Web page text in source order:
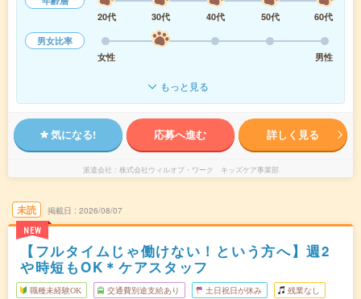
20代
30代 40代 50代
60代
男女比率
女性
男性
もっと見る
気になる! 応募へ進む 詳しく見る
派遣会社 株式会社ウィルオブ・ワーク キッズケア事業部
未読
NEW
掲載日 2026/08/07
【フルタイムじゃ働けない！という方へ】週2
や時短もOK＊ケアスタッフ
職種未経験OK 交通費別途支給あり 土日祝日が休み 残業なし